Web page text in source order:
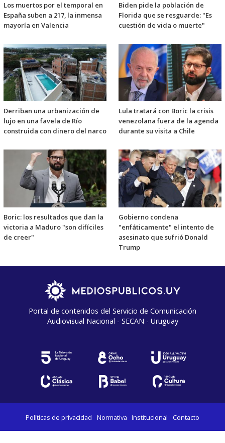
Los muertos por el temporal en
España suben a 217, la inmensa
mayoría en Valencia
Biden pide la población de
Florida que se resguarde: "Es
cuestión de vida o muerte"
Derriban una urbanización de
lujo en una favela de Río
construida con dinero del narco
Lula tratará con Boric la crisis
venezolana fuera de la agenda
durante su visita a Chile
Boric: los resultados que dan la
victoria a Maduro "son difíciles
de creer"
Gobierno condena
"enfáticamente" el intento de
asesinato que sufrió Donald
Trump
Portal de contenidos del Servicio de Comunicación
Audiovisual Nacional - SECAN - Uruguay
Políticas de privacidad Normativa Institucional Contacto